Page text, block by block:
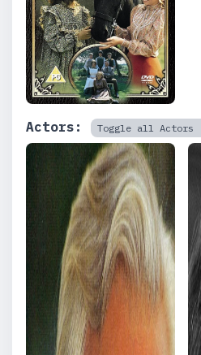
Actors: Toggle all Actors